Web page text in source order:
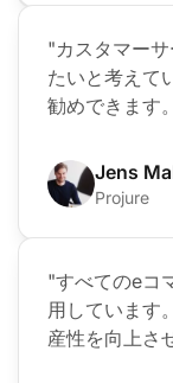
"カスタマー
たいと考えて
勧めできます
Jens
Projure
"すべてのeコ
用しています
産性を向上さ